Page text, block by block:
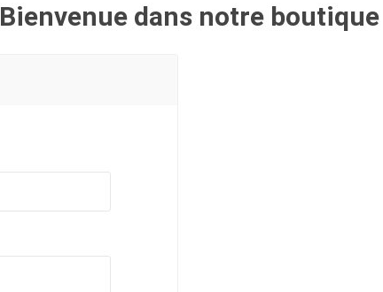
Bienvenue dans notre boutique